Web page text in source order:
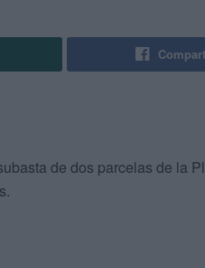
de dos parcelas de la